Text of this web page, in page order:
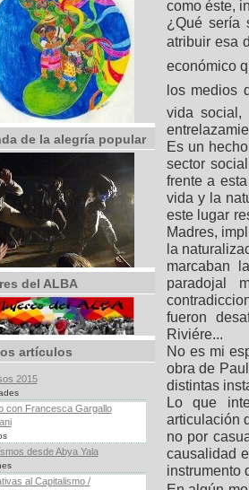
de la alegría popular
del ALBA
artículos
2015
con Francesca Gargallo
desde Abya Yala
al Capitalismo /
como éste,
¿Qué sería
atribuir esa
económico
los medios
vida
Es un
sector
frente a
vida y la
este lugar
Madres,
la
marcaban
paradojal
fueron
Riviére...
No es mi
obra de
distintas
Lo que
articulación
no por
causalidad
instrumento